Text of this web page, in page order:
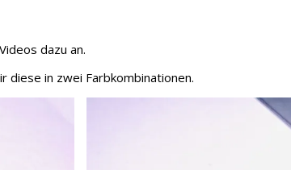
dazu an.
diese in zwei Farbkombinationen.